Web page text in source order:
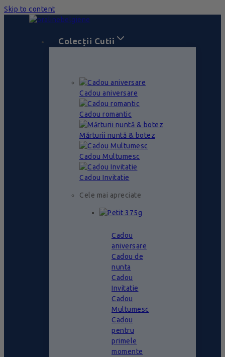
Skip to content
Colecții Cutii
Cadou aniversare
Cadou romantic
Mărturii nuntă & botez
Cadou Multumesc
Cadou Invitatie
Cele mai apreciate
Cadou
aniversare
Cadou de
nunta
Cadou
Invitatie
Cadou
Multumesc
Cadou
pentru
primele
momente